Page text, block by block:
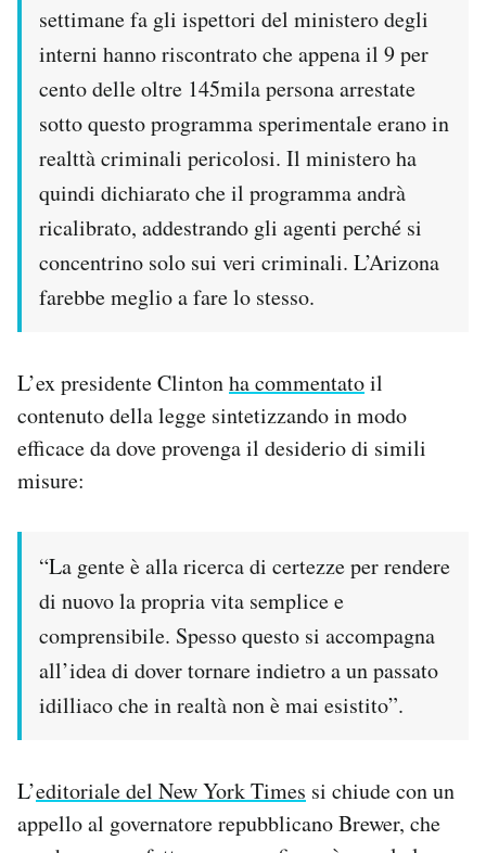
settimane fa gli ispettori del ministero degli
interni hanno riscontrato che appena il 9 per
cento delle oltre 145mila persona arrestate
sotto questo programma sperimentale erano in
realttà criminali pericolosi. Il ministero ha
quindi dichiarato che il programma andrà
ricalibrato, addestrando gli agenti perché si
concentrino solo sui veri criminali. L’Arizona
farebbe meglio a fare lo stesso.
L’ex presidente Clintonha commentatoil
contenuto della legge sintetizzando in modo
efficace da dove provenga il desiderio di simili
misure:
“La gente è alla ricerca di certezze per rendere
di nuovo la propria vita semplice e
comprensibile. Spesso questo si accompagna
all’idea di dover tornare indietro a un passato
idilliaco che in realtà non è mai esistito”.
L’editoriale del New York Times si chiude con un
appello al governatore repubblicano Brewer, che